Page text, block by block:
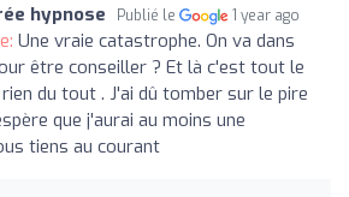
hypnose Publié le 1 year ago
Une vraie catastrophe. On va dans
être conseiller ? Et là c'est tout le
du tout . J'ai dû tomber sur le pire
que j'aurai au moins une
tiens au courant